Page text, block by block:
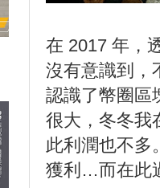
在 2017 年，
沒有意識到，
認識了幣圈區
很大，冬冬我
此利潤也不多
獲利…而在此